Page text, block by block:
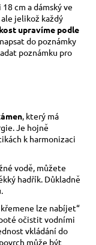
cm a dámský ve
ale jelikož každý
upravíme podle
do poznámky
poznámku pro
, který má
Je hojně
k harmonizaci
vodě, můžete
hadřík. Důkladně
lze nabíjet“
očistit vodními
vkládání do
může být